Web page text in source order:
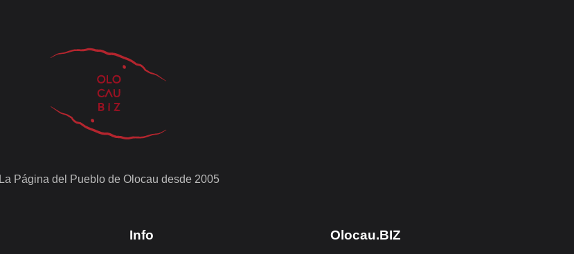
La Página del Pueblo de Olocau desde 2005
Info Olocau.BIZ